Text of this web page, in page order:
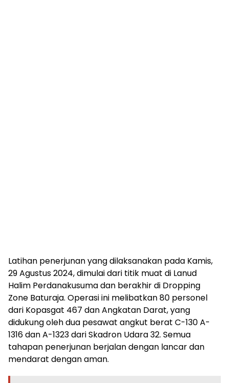
Latihan penerjunan yang dilaksanakan pada Kamis,
29 Agustus 2024, dimulai dari titik muat di Lanud
Halim Perdanakusuma dan berakhir di Dropping
Zone Baturaja. Operasi ini melibatkan 80 personel
dari Kopasgat 467 dan Angkatan Darat, yang
didukung oleh dua pesawat angkut berat C-130 A-
1316 dan A-1323 dari Skadron Udara 32. Semua
tahapan penerjunan berjalan dengan lancar dan
mendarat dengan aman.